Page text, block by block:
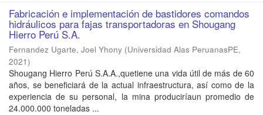
Fabricación e implementación de bastidores comandos
hidráulicos para fajas transportadoras en Shougang
Hierro Perú S.A.
Fernandez Ugarte, Joel Yhony (Universidad Alas PeruanasPE,
2021)
Shougang Hierro Perú S.A.A.,quetiene una vida útil de más de 60
años, se beneficiará de la actual infraestructura, así como de la
experiencia de su personal, la mina produciríaun promedio de
24.000.000 toneladas ...